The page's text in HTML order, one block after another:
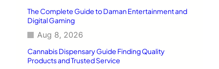
The Complete Guide to Daman Entertainment and
Digital Gaming
Aug 8, 2026
Cannabis Dispensary Guide Finding Quality
Products and Trusted Service